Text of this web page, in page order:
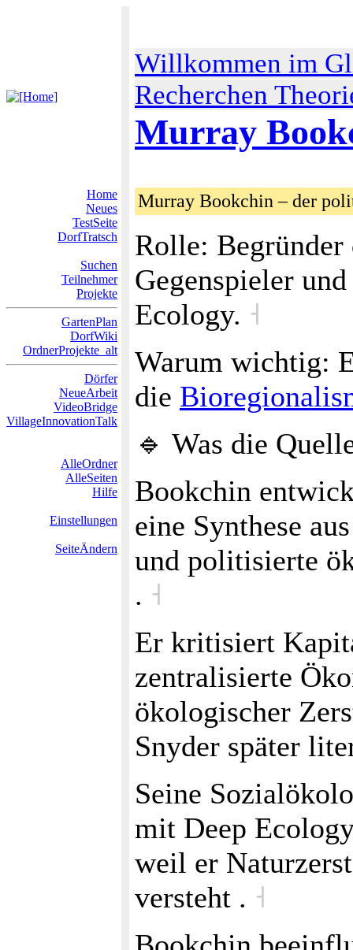
Willkommen im
Recherchen
Murray
Home
Neues
TestSeite
DorfTratsch
Suchen
Teilnehmer
Projekte
GartenPlan
DorfWiki
OrdnerProjekte_alt
Dörfer
NeueArbeit
VideoBridge
VillageInnovationTalk
AlleOrdner
AlleSeiten
Hilfe
Einstellungen
SeiteÄndern
Murray Bookchin – der
Rolle:
Gegenspieler
Ecology. ˧
Warum wichtig:
die
🔹 Was die
Bookchin
eine Synthese
und politisierte
. ˧
Er kritisiert
zentralisierte
ökologischer
Snyder später
Seine
mit Deep
weil er
versteht . ˧